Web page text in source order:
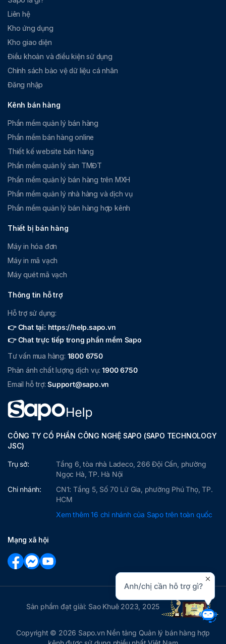
Liên hệ
Kho ứng dụng
Kho giao diện
Điều khoản và điều kiện sử dụng
Chính sách bảo vệ dữ liệu cá nhân
Đăng nhập
Kênh bán hàng
Phần mềm quản lý bán hàng
Phần mềm bán hàng online
Thiết kế website bán hàng
Phần mềm quản lý sàn TMĐT
Phần mềm quản lý bán hàng trên MXH
Phần mềm quản lý nhà hàng và dịch vụ
Phần mềm quản lý bán hàng hợp kênh
Thiết bị bán hàng
Máy in hóa đơn
Máy in mã vạch
Máy quét mã vạch
Thông tin hỗ trợ
Hỗ trợ sử dụng:
👉 Chat tại: https://help.sapo.vn
👉 Chat trực tiếp trong phần mềm Sapo
Tư vấn mua hàng: 1800 6750
Phản ánh chất lượng dịch vụ:1900 6750
Email hỗ trợ:Support@sapo.vn
CÔNG TY CỔ PHẦN CÔNG NGHỆ SAPO (SAPO TECHNOLOGY
JSC)
Trụ sở:
Tầng 6, tòa nhà Ladeco, 266 Đội Cấn, phường
Ngọc Hà, TP. Hà Nội
Chi nhánh:
CN1: Tầng 5, Số 70 Lữ Gia, phường Phú Thọ, TP.
HCM
Xem thêm 16 chi nhánh của Sapo trên toàn quốc
Mạng xã hội
Copyright © 2026 Sapo.vn Nền tảng Quản lý bán hàng hợp
Sản phẩm đạt giải: Sao Khuê 2023, 2025